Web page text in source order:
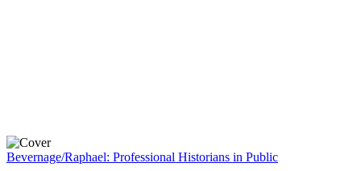
Bevernage/Raphael: Professional Historians in Public